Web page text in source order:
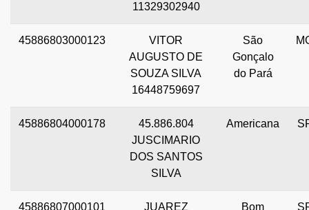
11329302940
45886803000123
VITOR
AUGUSTO DE
SOUZA SILVA
16448759697
São
Gonçalo
do Pará
45886804000178
45.886.804
JUSCIMARIO
DOS SANTOS
SILVA
Americana
45886807000101 JUAREZ Bom